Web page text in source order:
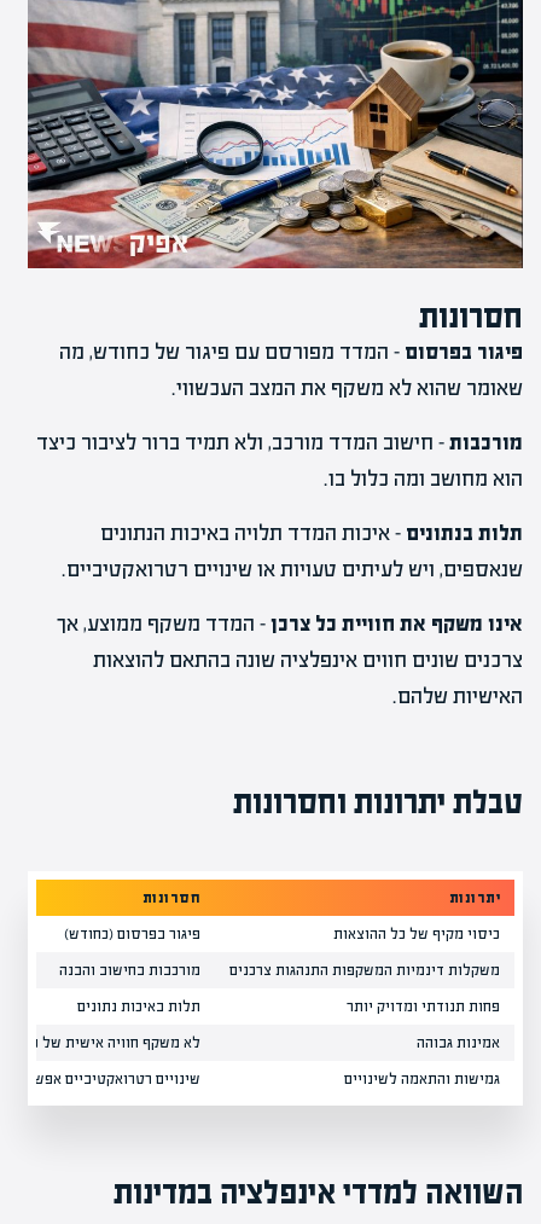
חסרונות
פיגור בפרסום – המדד מפורסם עם פיגור של כחודש, מה
שאומר שהוא לא משקף את המצב העכשווי.
מורכבות– חישוב המדד מורכב, ולא תמיד ברור לציבור כיצד
הוא מחושב ומה כלול בו.
תלות בנתונים – איכות המדד תלויה באיכות הנתונים
שנאספים, ויש לעיתים טעויות או שינויים רטרואקטיביים.
אינו משקף את חוויית כל צרכן– המדד משקף ממוצע, אך
צרכנים שונים חווים אינפלציה שונה בהתאם להוצאות
האישיות שלהם.
טבלת יתרונות וחסרונות
יתרונות חסרונות
כיסוי מקיף של כל ההוצאות פיגור בפרסום (כחודש)
משקלות דינמיות המשקפות התנהגות צרכנים מורכבות בחישוב והבנה
פחות תנודתי ומדויק יותר תלות באיכות נתונים
אמינות גבוהה לא משקף חוויה אישית של כל
גמישות והתאמה לשינויים שינויים רטרואקטיביים אפשריים
השוואה למדדי אינפלציה במדינות